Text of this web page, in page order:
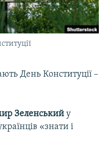
День Конституції –
Зеленський у
«знати і